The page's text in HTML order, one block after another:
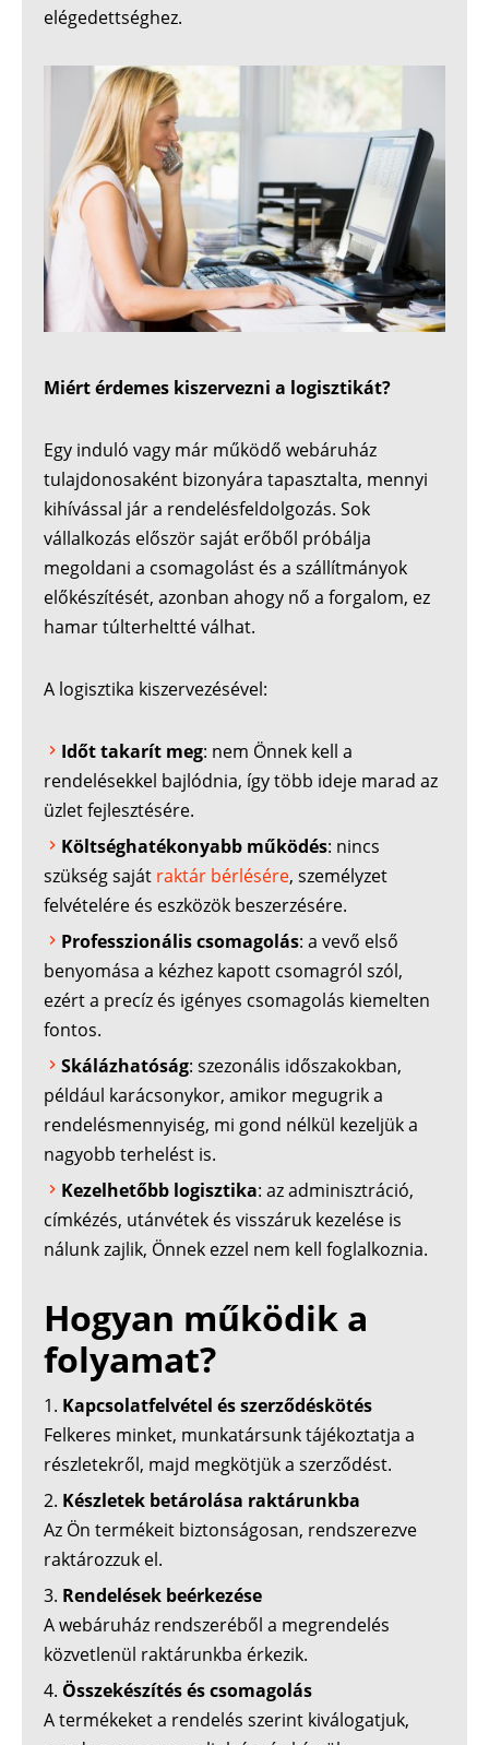
elégedettséghez.
Miért érdemes kiszervezni a logisztikát?
Egy induló vagy már működő webáruház
tulajdonosaként bizonyára tapasztalta, mennyi
kihívással jár a rendelésfeldolgozás. Sok
vállalkozás először saját erőből próbálja
megoldani a csomagolást és a szállítmányok
előkészítését, azonban ahogy nő a forgalom, ez
hamar túlterheltté válhat.
A logisztika kiszervezésével:
Időt takarít meg: nem Önnek kell a
rendelésekkel bajlódnia, így több ideje marad az
üzlet fejlesztésére.
Költséghatékonyabb működés: nincs
szükség saját raktár bérlésére, személyzet
felvételére és eszközök beszerzésére.
Professzionális csomagolás: a vevő első
benyomása a kézhez kapott csomagról szól,
ezért a precíz és igényes csomagolás kiemelten
fontos.
Skálázhatóság: szezonális időszakokban,
például karácsonykor, amikor megugrik a
rendelésmennyiség, mi gond nélkül kezeljük a
nagyobb terhelést is.
Kezelhetőbb logisztika: az adminisztráció,
címkézés, utánvétek és visszáruk kezelése is
nálunk zajlik, Önnek ezzel nem kell foglalkoznia.
Hogyan működik a
folyamat?
Kapcsolatfelvétel és szerződéskötés
Felkeres minket, munkatársunk tájékoztatja a
részletekről, majd megkötjük a szerződést.
Készletek betárolása raktárunkba
Az Ön termékeit biztonságosan, rendszerezve
raktározzuk el.
Rendelések beérkezése
A webáruház rendszeréből a megrendelés
közvetlenül raktárunkba érkezik.
Összekészítés és csomagolás
A termékeket a rendelés szerint kiválogatjuk,